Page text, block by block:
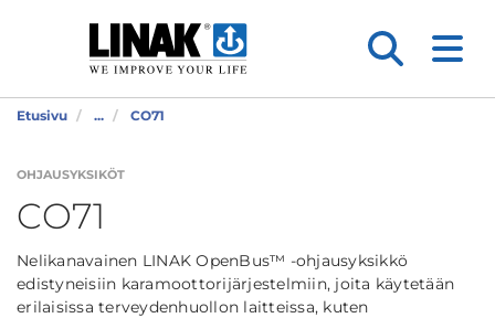
Etusivu ... CO71
OHJAUSYKSIKÖT
CO71
Nelikanavainen LINAK OpenBus™ -ohjausyksikkö
edistyneisiin karamoottorijärjestelmiin, joita käytetään
erilaisissa terveydenhuollon laitteissa, kuten